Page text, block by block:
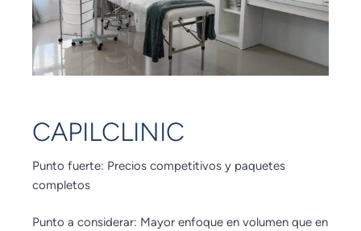
CAPILCLINIC
Punto fuerte: Precios competitivos y paquetes
completos
Punto a considerar: Mayor enfoque en volumen que en